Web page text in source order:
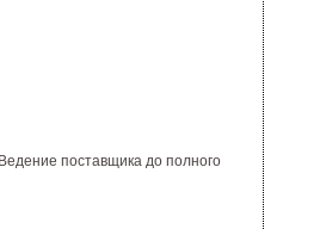
поставщика до полного